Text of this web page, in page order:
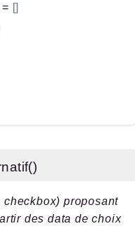
= []
proposant
des data de choix